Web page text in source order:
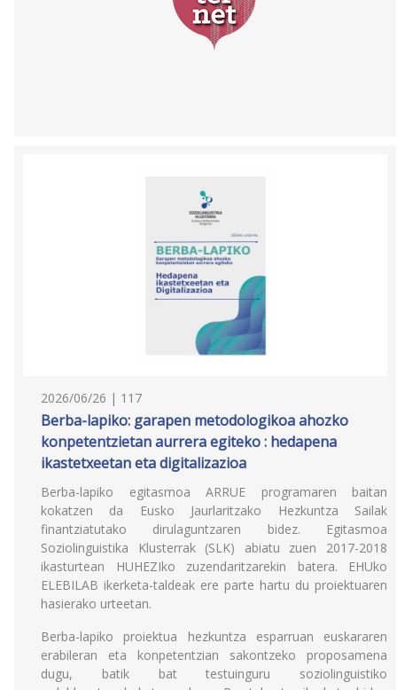
2026/06/26 | 117
Berba-lapiko: garapen metodologikoa ahozko
konpetentzietan aurrera egiteko : hedapena
ikastetxeetan eta digitalizazioa
Berba-lapiko egitasmoa ARRUE programaren baitan
kokatzen da Eusko Jaurlaritzako Hezkuntza Sailak
finantziatutako dirulaguntzaren bidez. Egitasmoa
Soziolinguistika Klusterrak (SLK) abiatu zuen 2017-2018
ikasturtean HUHEZIko zuzendaritzarekin batera. EHUko
ELEBILAB ikerketa-taldeak ere parte hartu du proiektuaren
hasierako urteetan.
Berba-lapiko proiektua hezkuntza esparruan euskararen
erabileran eta konpetentzian sakontzeko proposamena
dugu, batik bat testuinguru soziolinguistiko